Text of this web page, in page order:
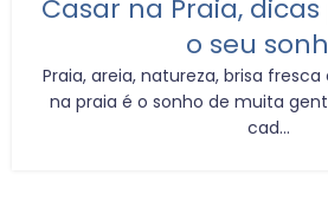
Casar na Praia,
o seu
Praia, areia, natureza, brisa
na praia é o sonho de muita
cad...